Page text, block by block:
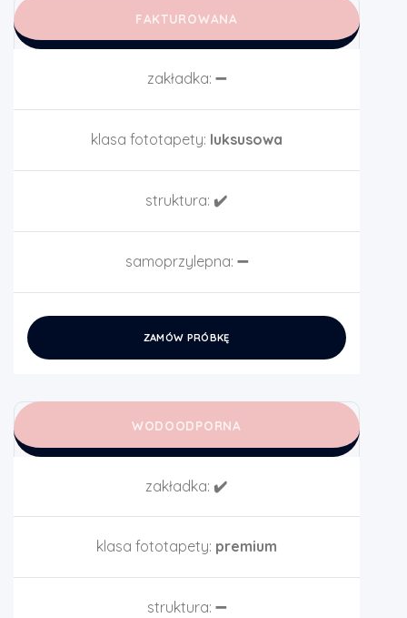
FAKTUROWANA
zakładka: ➖
klasa fototapety: luksusowa
struktura: ✔️
samoprzylepna: ➖
ZAMÓW PRÓBKĘ
WODOODPORNA
zakładka: ✔️
klasa fototapety: premium
struktura: ➖